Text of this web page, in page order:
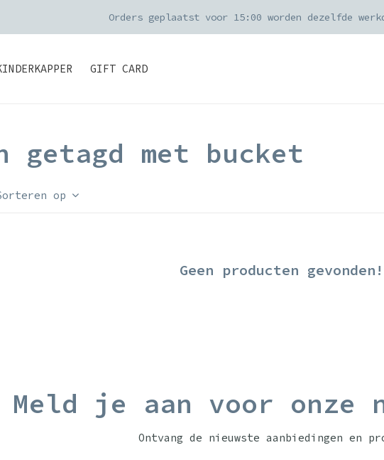
GIFT CARD
Orders geplaatst voor 15:00 worden dezelfde
getagd met bucket
op
Geen producten gevonden!
Meld je aan voor onze
Ontvang de nieuwste aanbiedingen en